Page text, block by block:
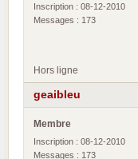
Inscription : 08-12-2010
Messages : 173
Hors ligne
geaibleu
Membre
Inscription : 08-12-2010
Messages : 173